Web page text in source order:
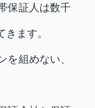
保証人は数千
ます。
を組めない、